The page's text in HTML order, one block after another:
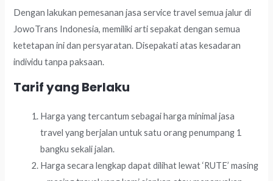
Dengan lakukan pemesanan jasa service travel semua jalur di
JowoTrans Indonesia, memiliki arti sepakat dengan semua
ketetapan ini dan persyaratan. Disepakati atas kesadaran
individu tanpa paksaan.
Tarif yang Berlaku
Harga yang tercantum sebagai harga minimal jasa
travel yang berjalan untuk satu orang penumpang 1
bangku sekali jalan.
Harga secara lengkap dapat dilihat lewat ‘RUTE’ masing